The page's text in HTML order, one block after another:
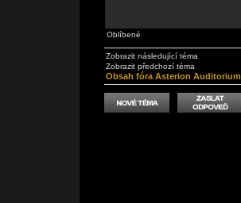
Oblíbené
Zobrazit následující téma
Zobrazit předchozí téma
Obsah fóra Asterion Auditorium